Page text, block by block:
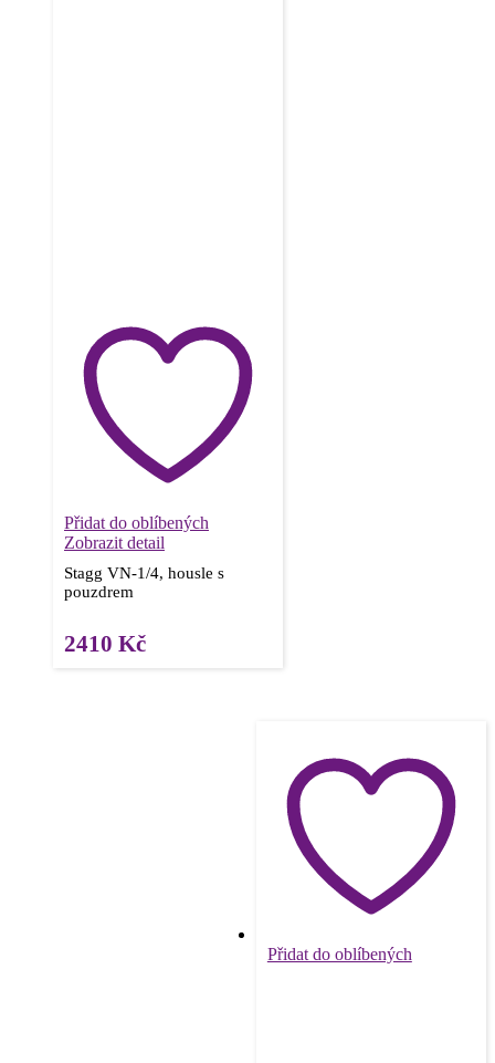
Přidat do oblíbených
Zobrazit detail
Stagg VN-1/4, housle s
pouzdrem
2410 Kč
Přidat do oblíbených